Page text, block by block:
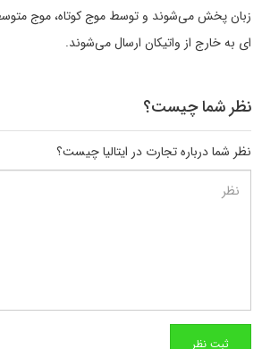
ای به خارج از واتیکان ارسال می‌شوند.
نظر شما چیست؟
نظر شما درباره تجارت در ایتالیا چیست؟